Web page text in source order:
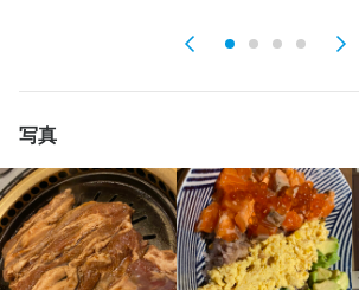
写真
ですので、初めてのアルバイトでも無理なく
店名
眞味亭